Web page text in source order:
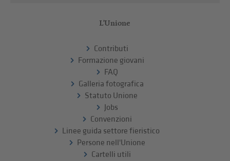
L'Unione
Contributi
Formazione giovani
FAQ
Galleria fotografica
Statuto Unione
Jobs
Convenzioni
Linee guida settore fieristico
Persone nell'Unione
Cartelli utili